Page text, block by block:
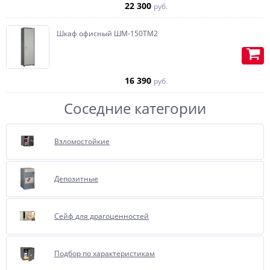
флокирование, очень
покупателями за многие года,
Представляет собой внутреннюю
внутренней части двери.
22 300 руб.
Шкаф офисный ШМ-150ТМ2
16 390 руб.
Соседние категории
Взломостойкие
Депозитные
Сейф для драгоценностей
Подбор по характеристикам